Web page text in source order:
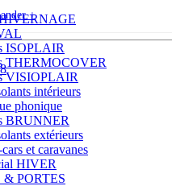
ISOPLAIR
THERMOCOVER
VISIOPLAIR
intérieurs
phonique
BRUNNER
extérieurs
et caravanes
HIVER
PORTES
+